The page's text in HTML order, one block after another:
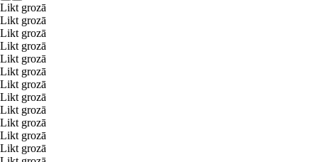
Likt grozā
Likt grozā
Likt grozā
Likt grozā
Likt grozā
Likt grozā
Likt grozā
Likt grozā
Likt grozā
Likt grozā
Likt grozā
Likt grozā